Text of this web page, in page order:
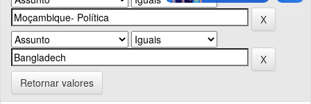
Retornar valores